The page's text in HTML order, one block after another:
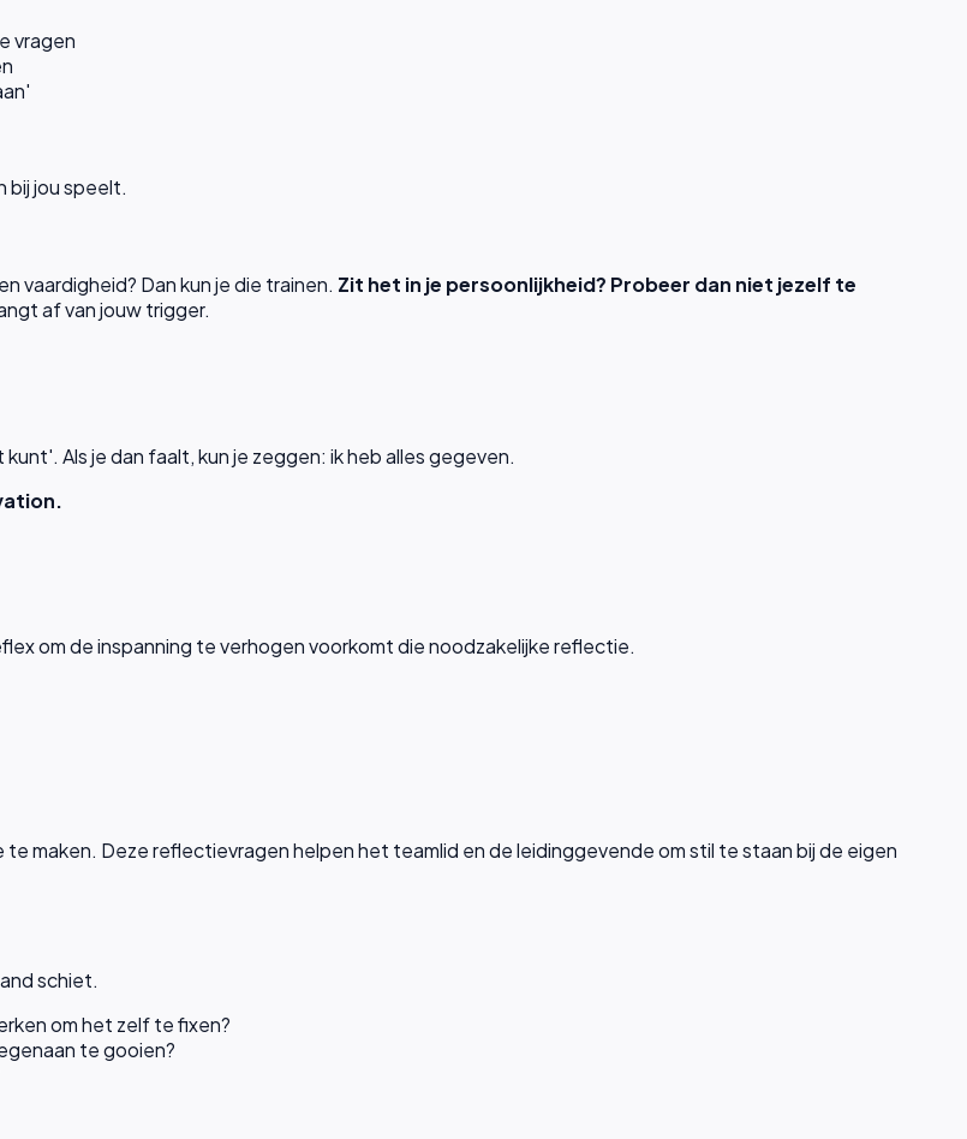
vragen
bij jou speelt.
vaardigheid? Dan kun je die trainen. Zit het in je persoonlijkheid? Probeer dan niet jezelf te
af van jouw trigger.
Als je dan faalt, kun je zeggen: ik heb alles gegeven.
om de inspanning te verhogen voorkomt die noodzakelijke reflectie.
maken. Deze reflectievragen helpen het teamlid en de leidinggevende om stil te staan bij de eigen
schiet.
om het zelf te fixen?
te gooien?